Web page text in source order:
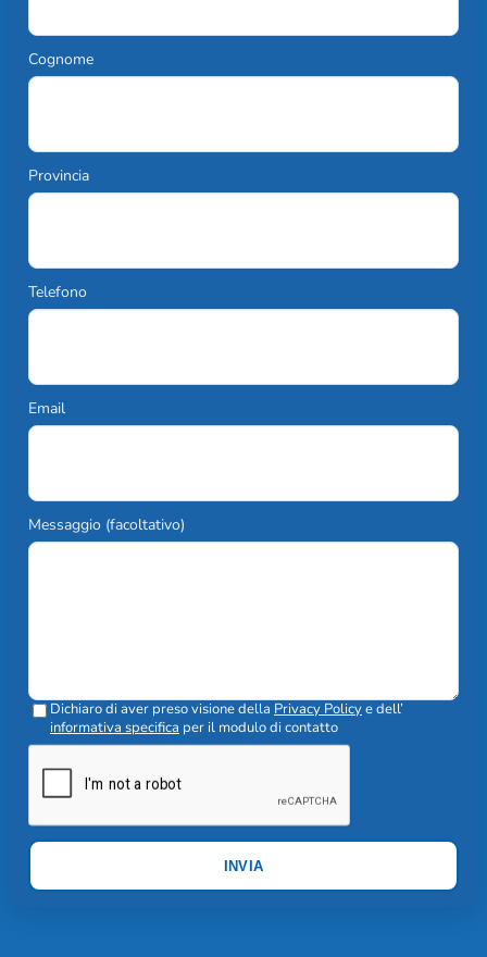
Cognome
Provincia
Telefono
Email
Messaggio (facoltativo)
Dichiaro di aver preso visione della Privacy Policye dell’
informativa specifica per il modulo di contatto
INVIA